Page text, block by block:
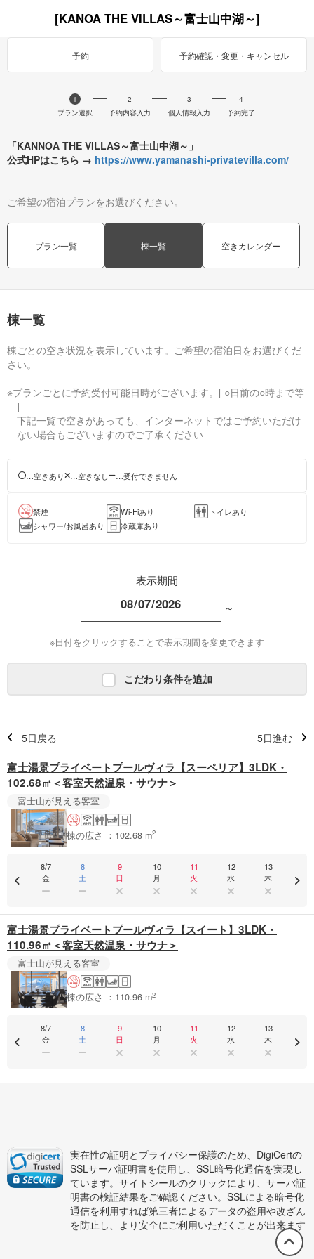
[KANOA THE VILLAS～富士山中湖～]
予約 予約確認・変更・キャンセル
1
プラン選択
2
予約内容入力
3
個人情報入力
4
予約完了
「KANNOA THE VILLAS～富士山中湖～」
公式HPはこちら → https://www.yamanashi-privatevilla.com/
ご希望の宿泊プランをお選びください。
プラン一覧 棟一覧 空きカレンダー
棟一覧
棟ごとの空き状況を表示しています。ご希望の宿泊日をお選びくだ
さい。
※プランごとに予約受付可能日時がございます。[ ○日前の○時まで等
]
下記一覧で空きがあっても、インターネットではご予約いただけ
ない場合もございますのでご了承ください
…空きあり …空きなし …受付できません
禁煙 Wi-Fiあり
トイレあり
シャワー/お風呂あり
冷蔵庫あり
表示期間
～
※日付をクリックすることで表示期間を変更できます
こだわり条件を追加
5日戻る 5日進む
富士湯景プライベートプールヴィラ【スーペリア】3LDK・
102.68㎡＜客室天然温泉・サウナ＞
富士山が見える客室
棟の広さ ：102.68 m2
8/7
金
8
土
9
日
10
月
11
火
12
水
13
木
富士湯景プライベートプールヴィラ【スイート】3LDK・
110.96㎡＜客室天然温泉・サウナ＞
富士山が見える客室
棟の広さ ：110.96 m2
8/7
金
8
土
9
日
10
月
11
火
12
水
13
木
実在性の証明とプライバシー保護のため、DigiCertの
SSLサーバ証明書を使用し、SSL暗号化通信を実現し
ています。サイトシールのクリックにより、サーバ証
明書の検証結果をご確認ください。SSLによる暗号化
通信を利用すれば第三者によるデータの盗用や改ざん
を防止し、より安全にご利用いただくことが出来ます